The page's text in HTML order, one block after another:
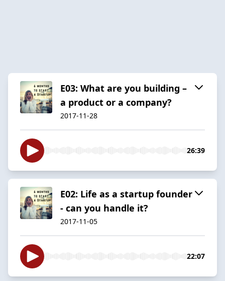
E03: What are you building –
a product or a company?
2017-11-28
26:39
E02: Life as a startup founder
- can you handle it?
2017-11-05
22:07